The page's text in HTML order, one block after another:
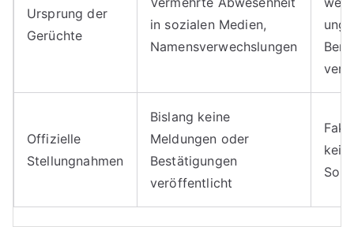
Ursprung der
Gerüchte
in sozialen Medien,
Namensverwechslungen
Offizielle
Stellungnahmen
Bislang keine
Meldungen oder
Bestätigungen
veröffentlicht
kein